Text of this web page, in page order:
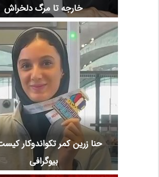
خارجه تا مرگ دلخراش
حنا زرین کمر تکواندوکار
بیوگرافی